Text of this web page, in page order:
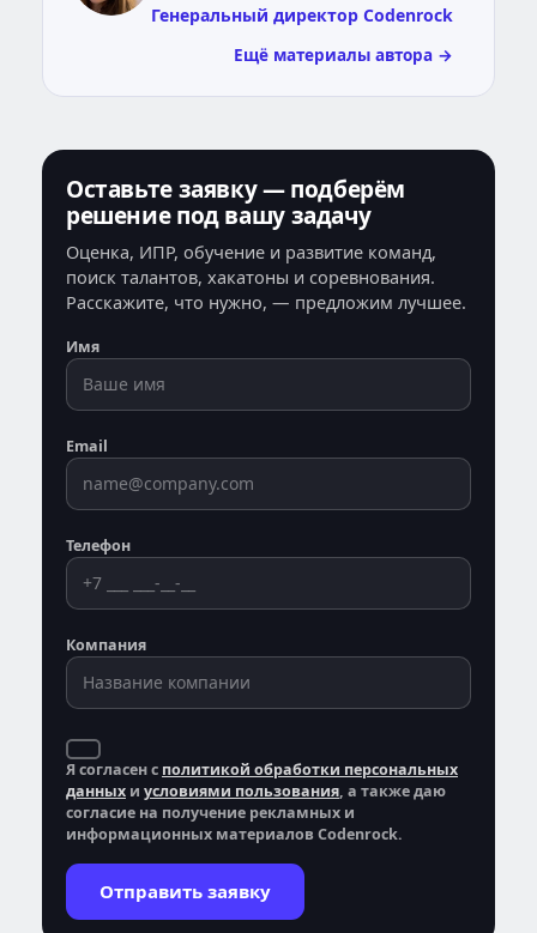
Генеральный директор Codenrock
Ещё материалы автора →
Оставьте заявку — подберём
решение под вашу задачу
Оценка, ИПР, обучение и развитие команд,
поиск талантов, хакатоны и соревнования.
Расскажите, что нужно, — предложим лучшее.
Имя
Email
Телефон
Компания
Я согласен с политикой обработки персональных
данных и условиями пользования, а также даю
согласие на получение рекламных и
информационных материалов Codenrock.
Отправить заявку